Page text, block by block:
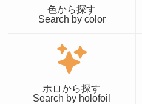
色から探す
Search by color
ホロから探す
Search by holofoil